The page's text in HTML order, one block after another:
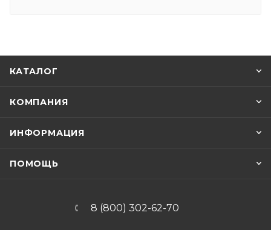
КАТАЛОГ
КОМПАНИЯ
ИНФОРМАЦИЯ
ПОМОЩЬ
8 (800) 302-62-70